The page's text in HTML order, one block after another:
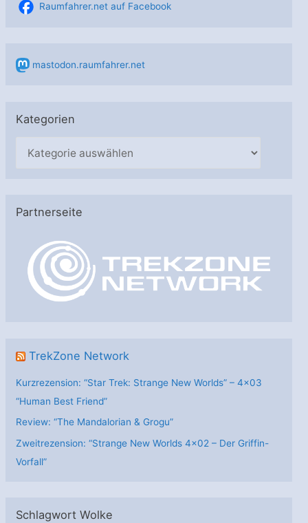
Raumfahrer.net auf Facebook
mastodon.raumfahrer.net
Kategorien
g
Partnerseite
TrekZone Network
Kurzrezension: “Star Trek: Strange New Worlds” – 4×03
“Human Best Friend”
Review: “The Mandalorian & Grogu”
Zweitrezension: “Strange New Worlds 4×02 – Der Griffin-
Vorfall”
Schlagwort Wolke